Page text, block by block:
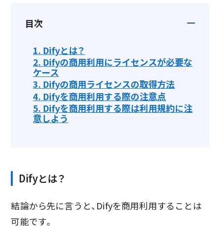
目次
1. Difyとは？
2. Difyの商用利用にライセンスが必要な
ケース
3. Difyの商用ライセンスの取得方法
4. Difyを商用利用する際の注意点
5. Difyを商用利用する際は利用規約に注
意しよう
Difyとは？
結論から先に言うと、Difyを商用利用することは
可能です。